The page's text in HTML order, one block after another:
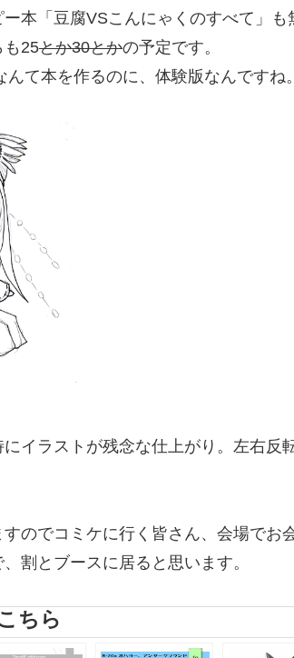
本「豆腐VSこんにゃくのすべて」も
も25とか30とかの予定です。
て本を作るのに、体験版なんですね。
イラストが残念な仕上がり。左右反
のでコミケに行く皆さん、会場でお
割とブースに居ると思います。
ちら